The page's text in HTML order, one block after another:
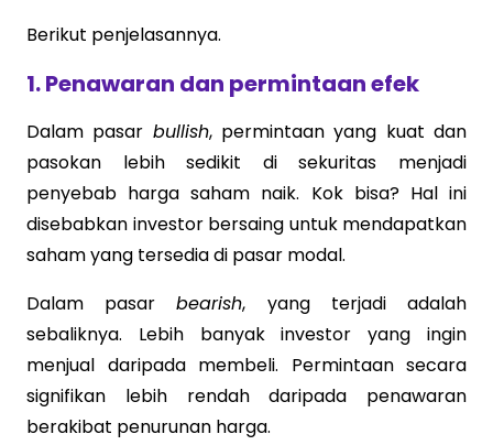
Berikut penjelasannya.
1. Penawaran dan permintaan efek
Dalam pasar bullish, permintaan yang kuat dan
pasokan lebih sedikit di sekuritas menjadi
penyebab harga saham naik. Kok bisa? Hal ini
disebabkan investor bersaing untuk mendapatkan
saham yang tersedia di pasar modal.
Dalam pasarbearish, yang terjadi adalah
sebaliknya. Lebih banyak investor yang ingin
menjual daripada membeli. Permintaan secara
signifikan lebih rendah daripada penawaran
berakibat penurunan harga.